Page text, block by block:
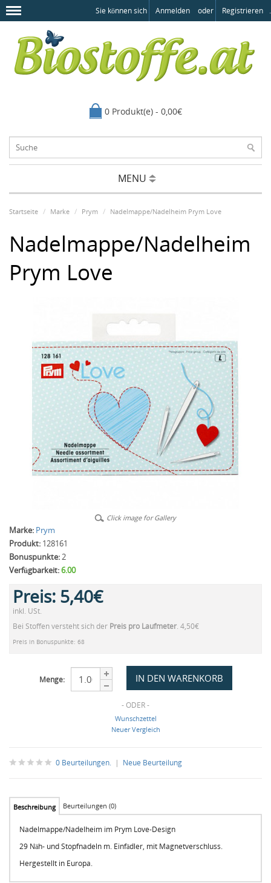
Sie können sich Anmelden oder Registrieren .
0 Produkt(e) - 0,00€
MENU
Startseite Marke Prym Nadelmappe/Nadelheim Prym Love
Nadelmappe/Nadelheim
Prym Love
Click image for Gallery
Marke: Prym
Produkt: 128161
Bonuspunkte:2
Verfügbarkeit:6.00
Preis: 5,40€
inkl. USt.
Bei Stoffen versteht sich der Preis pro Laufmeter. 4,50€
Preis in Bonuspunkte: 68
Menge:
- ODER -
Wunschzettel
Neuer Vergleich
0 Beurteilungen. | Neue Beurteilung
Beschreibung Beurteilungen (0)
Nadelmappe/Nadelheim im Prym Love-Design
29 Näh- und Stopfnadeln m. Einfädler, mit Magnetverschluss.
Hergestellt in Europa.